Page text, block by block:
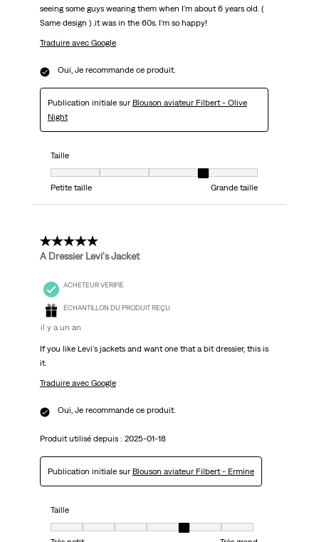
seeing some guys wearing them when I'm about 6 years old. (
Same design ) .it was in the 60s. I'm so happy!
Traduire avec Google
Oui, Je recommande ce produit.
Publication initiale sur Blouson aviateur Filbert - Olive
Night
Taille
Petite taille
Grande taille
5 étoile(s) sur 5.
A Dressier Levi's Jacket
ACHETEUR VÉRIFIÉ
ÉCHANTILLON DU PRODUIT REÇU
il y a un an
If you like Levi's jackets and want one that a bit dressier, this is
it.
Traduire avec Google
Oui, Je recommande ce produit.
Produit utilisé depuis : 2025-01-18
Publication initiale sur Blouson aviateur Filbert - Ermine
Taille